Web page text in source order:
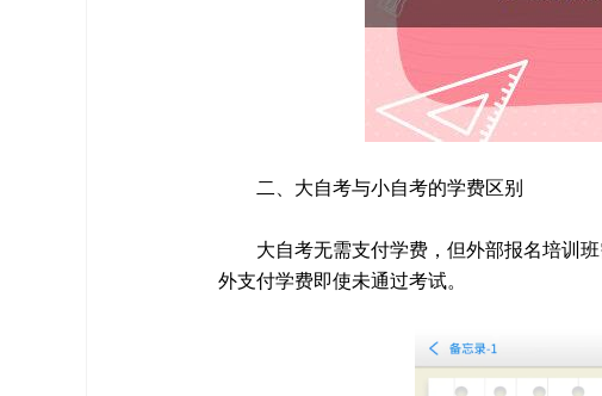
二、大自考与小自考的学费区别
大自考无需支付学费，但外部报名培训
外支付学费即使未通过考试。